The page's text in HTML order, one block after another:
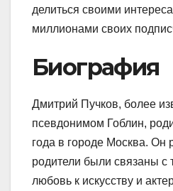
делиться своими
миллионами своих
Биография
Дмитрий Пучков, более
псевдонимом Гоблин,
года в городе Москва. Он
родители были связаны с
любовь к искусству и